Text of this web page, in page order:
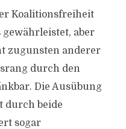
Koalitionsfreiheit
aber
zugunsten anderer
durch den
Die Ausübung
durch beide
sogar